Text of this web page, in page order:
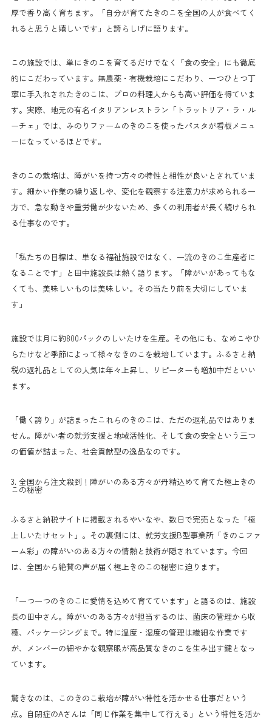
厚で香り高く育ちます。「自分が育てたきのこを全国の人が食べてく
れると思うと嬉しいです」と誇らしげに語ります。
この施設では、単にきのこを育てるだけでなく「食の安全」にも徹底
的にこだわっています。無農薬・有機栽培にこだわり、一つひとつ丁
寧に手入れされたきのこは、プロの料理人からも高い評価を得ていま
す。実際、地元の有名イタリアンレストラン「トラットリア・ラ・ル
ーチェ」では、みのりファームのきのこを使ったパスタが看板メニュ
ーになっているほどです。
きのこの栽培は、障がいを持つ方々の特性と相性が良いとされていま
す。細かい作業の繰り返しや、変化を観察する注意力が求められる一
方で、急な動きや重労働が少ないため、多くの利用者が長く続けられ
る仕事なのです。
「私たちの目標は、単なる福祉施設ではなく、一流のきのこ生産者に
なることです」と田中施設長は熱く語ります。「障がいがあってもな
くても、美味しいものは美味しい。その当たり前を大切にしていま
す」
施設では月に約800パックのしいたけを生産。その他にも、なめこやひ
らたけなど季節によって様々なきのこを栽培しています。ふるさと納
税の返礼品としての人気は年々上昇し、リピーターも増加中だといい
ます。
「働く誇り」が詰まったこれらのきのこは、ただの返礼品ではありま
せん。障がい者の就労支援と地域活性化、そして食の安全という三つ
の価値が詰まった、社会貢献型の逸品なのです。
3. 全国から注文殺到！障がいのある方々が丹精込めて育てた極上きの
この秘密
ふるさと納税サイトに掲載されるやいなや、数日で完売となった「極
上しいたけセット」。その裏側には、就労支援B型事業所「きのこファ
ーム彩」の障がいのある方々の情熱と技術が隠されています。今回
は、全国から絶賛の声が届く極上きのこの秘密に迫ります。
「一つ一つのきのこに愛情を込めて育てています」と語るのは、施設
長の田中さん。障がいのある方々が担当するのは、菌床の管理から収
穫、パッケージングまで。特に温度・湿度の管理は繊細な作業です
が、メンバーの細やかな観察眼が高品質なきのこを生み出す鍵となっ
ています。
驚きなのは、このきのこ栽培が障がい特性を活かせる仕事だという
点。自閉症のAさんは「同じ作業を集中して行える」という特性を活か